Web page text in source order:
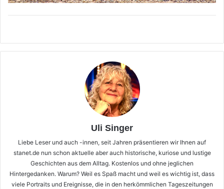
Uli Singer
Liebe Leser und auch -innen, seit Jahren präsentieren wir Ihnen auf
stanet.de nun schon aktuelle aber auch historische, kuriose und lustige
Geschichten aus dem Alltag. Kostenlos und ohne jeglichen
Hintergedanken. Warum? Weil es Spaß macht und weil es wichtig ist, dass
viele Portraits und Ereignisse, die in den herkömmlichen Tageszeitungen